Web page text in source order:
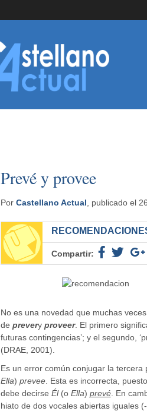
Prevé y provee
Por Castellano Actual , publicado el
Compartir:
No es una novedad que muchas
de prevery proveer. El primero
futuras contingencias’; y el segundo,
(DRAE, 2001).
Es un error común conjugar la
Ella) prevee. Esta es incorrecta,
debe decirse Él (o Ella) prevé. En
hiato de dos vocales abiertas iguales